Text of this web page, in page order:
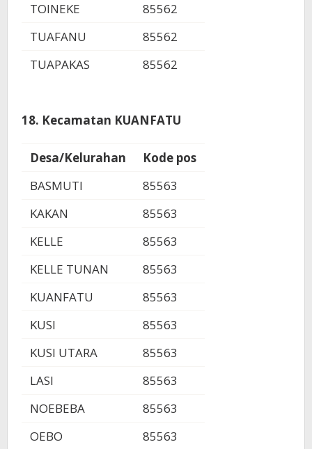
TOINEKE
85562
TUAFANU
85562
TUAPAKAS
85562
18. Kecamatan KUANFATU
Desa/Kelurahan
Kode pos
BASMUTI
85563
KAKAN
85563
KELLE
85563
KELLE TUNAN
85563
KUANFATU
85563
KUSI
85563
KUSI UTARA
85563
LASI
85563
NOEBEBA
85563
OEBO
85563